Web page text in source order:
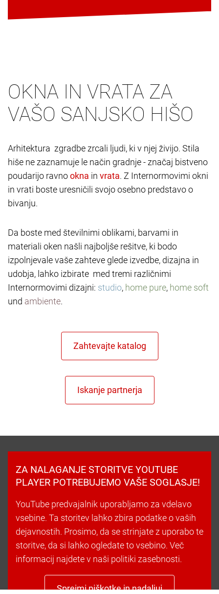
OKNA IN VRATA ZA
VAŠO SANJSKO HIŠO
Arhitektura zgradbe zrcali ljudi, ki v njej živijo. Stila
hiše ne zaznamuje le način gradnje - značaj bistveno
poudarijo ravno
in
. Z Internormovimi okni
in vrati boste uresničili svojo osebno predstavo o
bivanju.
Da boste med številnimi oblikami, barvami in
materiali oken našli najboljše rešitve, ki bodo
izpolnjevale vaše zahteve glede izvedbe, dizajna in
udobja, lahko izbirate med tremi različnimi
Internormovimi dizajni: studio, home pure, home soft
und ambiente.
ZA NALAGANJE STORITVE YOUTUBE
PLAYER POTREBUJEMO VAŠE SOGLASJE!
YouTube predvajalnik uporabljamo za vdelavo
vsebine. Ta storitev lahko zbira podatke o vaših
dejavnostih. Prosimo, da se strinjate z uporabo te
storitve, da si lahko ogledate to vsebino. Več
informacij najdete v naši politiki zasebnosti.
Sprejmi piškotke in nadaljuj